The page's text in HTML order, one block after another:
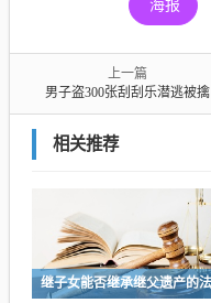
海报
上一篇
男子盗300张刮刮乐潜逃被擒
相关推荐